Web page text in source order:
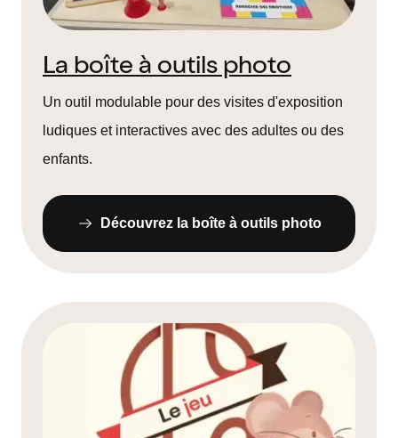
La boîte à outils photo
Un outil modulable pour des visites d'exposition
ludiques et interactives avec des adultes ou des
enfants.
Découvrez la boîte à outils photo